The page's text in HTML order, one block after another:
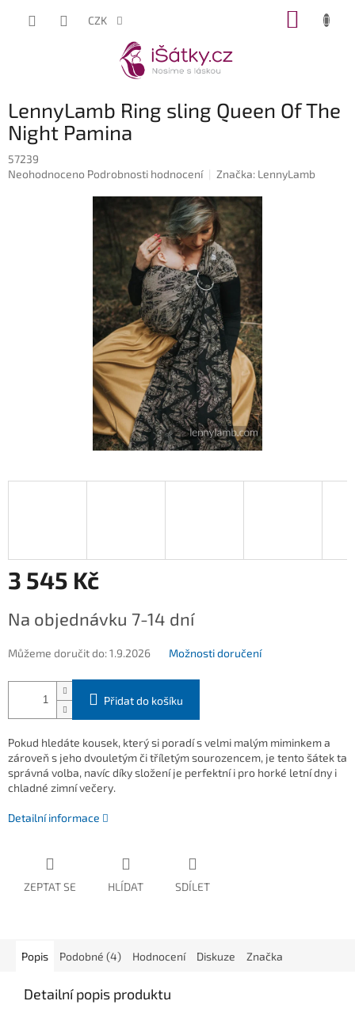
CZK
LennyLamb Ring sling Queen Of The
Night Pamina
57239
Průměrné
Neohodnoceno Podrobnosti hodnocení Značka: LennyLamb
3 545 Kč
cena:
Na objednávku 7-14 dní
Můžeme doručit do:1.9.2026 Možnosti doručení
Přidat do košíku
Pokud hledáte kousek, který si poradí s velmi malým miminkem a
zároveň s jeho dvouletým či tříletým sourozencem, je tento šátek ta
správná volba, navíc díky složení je perfektní i pro horké letní dny i
chladné zimní večery.
Detailní informace
ZEPTAT SE HLÍDAT SDÍLET
Popis Podobné (4) Hodnocení Diskuze Značka
Detailní popis produktu